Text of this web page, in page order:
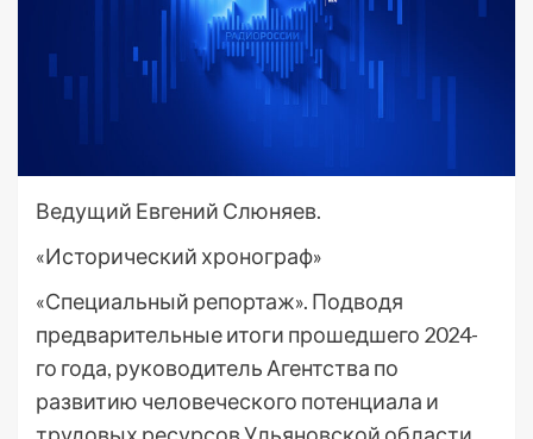
Ведущий Евгений Слюняев.
«Исторический хронограф»
«Специальный репортаж». Подводя
предварительные итоги прошедшего 2024-
го года, руководитель Агентства по
развитию человеческого потенциала и